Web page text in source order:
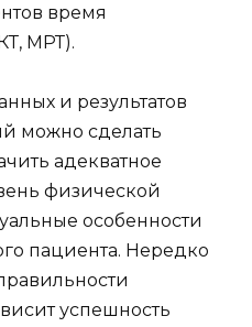
время
МРТ).
и результатов
можно сделать
адекватное
физической
особенности
пациента. Нередко
успешность